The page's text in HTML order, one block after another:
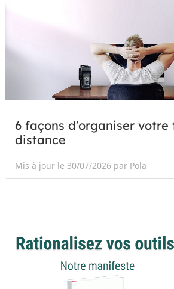
6 façons d'organiser votre
distance
Mis à jour le 30/07/2026 par Pola